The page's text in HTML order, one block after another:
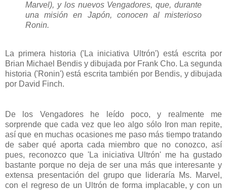
Marvel), y los nuevos Vengadores, que, durante
una misión en Japón, conocen al misterioso
Ronin.
La primera historia ('La iniciativa Ultrón') está escrita por
Brian Michael Bendis y dibujada por Frank Cho. La segunda
historia ('Ronin') está escrita también por Bendis, y dibujada
por David Finch.
De los Vengadores he leído poco, y realmente me
sorprende que cada vez que leo algo sólo Iron man repite,
así que en muchas ocasiones me paso más tiempo tratando
de saber qué aporta cada miembro que no conozco, así
pues, reconozco que 'La iniciativa Ultrón' me ha gustado
bastante porque no deja de ser una más que interesante y
extensa presentación del grupo que lideraría Ms. Marvel,
con el regreso de un Ultrón de forma implacable, y con un